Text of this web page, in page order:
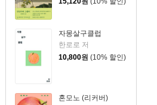
자몽살구클럽
한로로 저
10,800원 (10% 할인)
혼모노 (리커버)